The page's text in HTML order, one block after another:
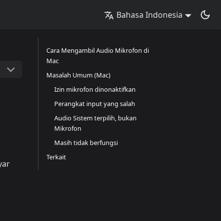
Bahasa Indonesia
Cara Mengambil Audio Mikrofon di
Mac
Masalah Umum (Mac)
Izin mikrofon dinonaktifkan
Perangkat input yang salah
Audio Sistem terpilih, bukan
Mikrofon
Masih tidak berfungsi
Terkait